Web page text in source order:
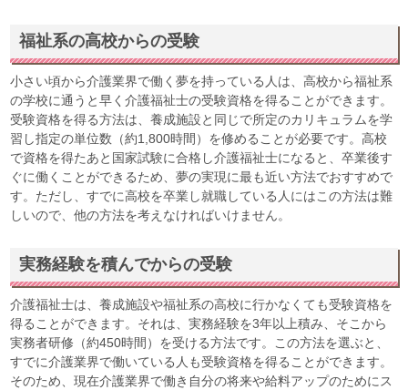
福祉系の高校からの受験
小さい頃から介護業界で働く夢を持っている人は、高校から福祉系
の学校に通うと早く介護福祉士の受験資格を得ることができます。
受験資格を得る方法は、養成施設と同じで所定のカリキュラムを学
習し指定の単位数（約1,800時間）を修めることが必要です。高校
で資格を得たあと国家試験に合格し介護福祉士になると、卒業後す
ぐに働くことができるため、夢の実現に最も近い方法でおすすめで
す。ただし、すでに高校を卒業し就職している人にはこの方法は難
しいので、他の方法を考えなければいけません。
実務経験を積んでからの受験
介護福祉士は、養成施設や福祉系の高校に行かなくても受験資格を
得ることができます。それは、実務経験を3年以上積み、そこから
実務者研修（約450時間）を受ける方法です。この方法を選ぶと、
すでに介護業界で働いている人も受験資格を得ることができます。
そのため、現在介護業界で働き自分の将来や給料アップのためにス